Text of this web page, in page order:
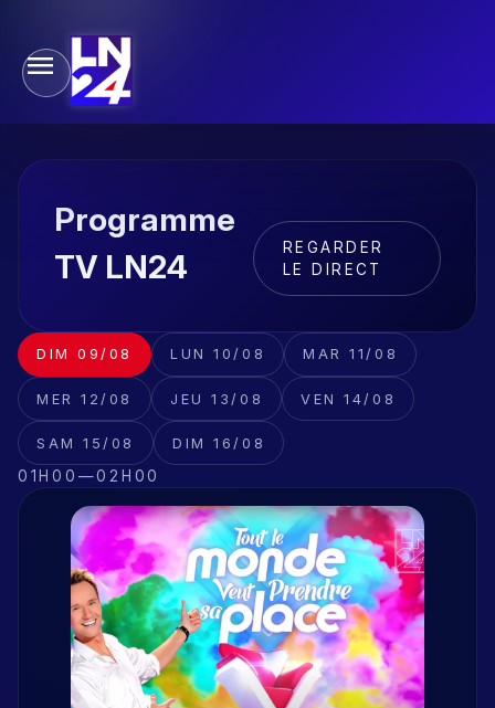
Programme
TV LN24
REGARDER
LE DIRECT
DIM 09/08 LUN 10/08 MAR 11/08
MER 12/08 JEU 13/08 VEN 14/08
SAM 15/08 DIM 16/08
01H00 —02H00